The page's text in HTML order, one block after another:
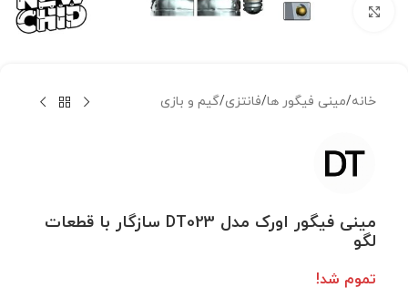
بزرگنمایی تصویر
خانه/مینی فیگور ها/فانتزی/گیم و بازی
مینی فیگور اورک مدل DT023 سازگار با قطعات
لگو
تموم شد!